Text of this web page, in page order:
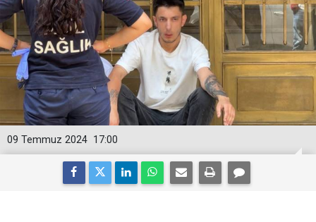
17:00
09 Temmuz 2024